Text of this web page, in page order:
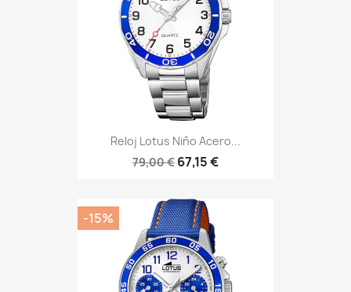
Reloj Lotus Niño Acero...
79,00 € 67,15 €
-15%